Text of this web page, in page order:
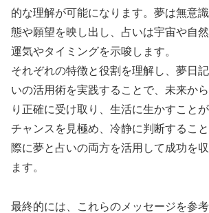
的な理解が可能になります。夢は無意
態や願望を映し出し、占いは宇宙や自
運気やタイミングを示唆します。
それぞれの特徴と役割を理解し、夢日
いの活用術を実践することで、未来か
り正確に受け取り、生活に生かすこと
チャンスを見極め、冷静に判断するこ
際に夢と占いの両方を活用して成功を
ます。
最終的には、これらのメッセージを参